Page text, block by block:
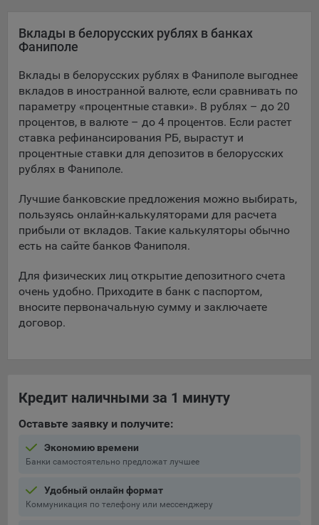
сервис показа контекстной рекламы. Адрес: Yandex
Europe AG, Werftestrasse 4, CH-6005 Luzern, Switzerland.
предоставляемый компанией Google Ireland Ltd, Gordon
House Barrow Street Dublin 4, D04E5W5 Ireland.
Сохранить мои изменения
Сохранить по умолчанию
Вклады в белорусских рублях в банках
Фаниполе
Вклады в белорусских рублях в Фаниполе выгоднее
вкладов в иностранной валюте, если сравнивать по
параметру «процентные ставки». В рублях – до 20
процентов, в валюте – до 4 процентов. Если растет
ставка рефинансирования РБ, вырастут и
процентные ставки для депозитов в белорусских
рублях в Фаниполе.
Лучшие банковские предложения можно выбирать,
пользуясь онлайн-калькуляторами для расчета
прибыли от вкладов. Такие калькуляторы обычно
есть на сайте банков Фаниполя.
Для физических лиц открытие депозитного счета
очень удобно. Приходите в банк с паспортом,
вносите первоначальную сумму и заключаете
договор.
Кредит наличными за 1 минуту
Оставьте заявку и получите:
Экономию времени
Банки самостоятельно предложат лучшее
Удобный онлайн формат
Коммуникация по телефону или мессенджеру